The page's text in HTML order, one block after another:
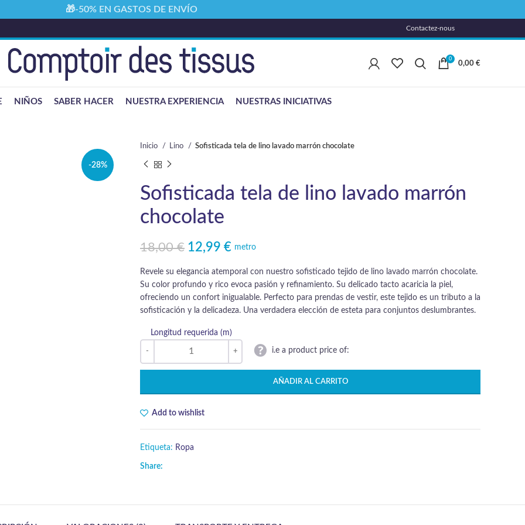
Contactez-nous
0
0,00 €
NIÑOS SABER HACER NUESTRA EXPERIENCIA NUESTRAS INICIATIVAS
-28%
Inicio Lino Sofisticada tela de lino lavado marrón chocolate
Sofisticada tela de lino lavado marrón
chocolate
18,00€
El precio original era: 18,00 €.
12,99 €
El precio actual es: 12,99 €.metro
Revele su elegancia atemporal con nuestro sofisticado tejido de lino lavado marrón chocolate.
Su color profundo y rico evoca pasión y refinamiento. Su delicado tacto acaricia la piel,
ofreciendo un confort inigualable. Perfecto para prendas de vestir, este tejido es un tributo a la
sofisticación y la delicadeza. Una verdadera elección de esteta para conjuntos deslumbrantes.
Longitud requerida (m)
i.e a product price of:
AÑADIR AL CARRITO
Add to wishlist
Etiqueta: Ropa
Share:
🎁-50% EN GASTOS DE ENVÍO